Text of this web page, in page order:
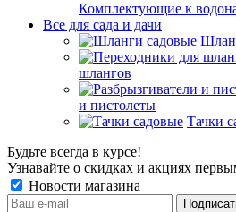
Комплектующие к
Все для сада и дачи
шлангов
и пистолеты
Тачки
Будьте всегда в курсе!
Узнавайте о скидках и акциях
Новости магазина